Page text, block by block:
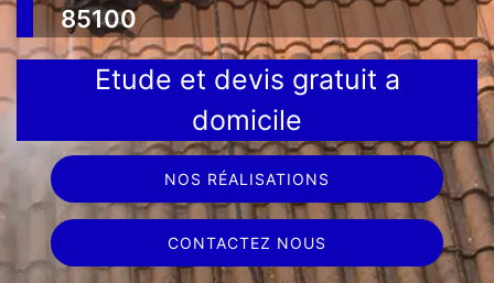
85100
Etude et devis gratuit a
domicile
NOS RÉALISATIONS
CONTACTEZ NOUS